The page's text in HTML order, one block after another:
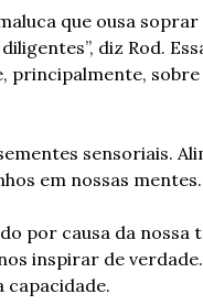
que ousa soprar
diz Rod.
principalmente, sobre
sensoriais.
em nossas mentes.
por causa da nossa
inspirar de
capacidade.